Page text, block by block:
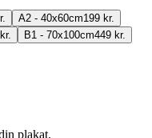
A2 - 40x60cm199 kr.
B1 - 70x100cm449 kr.
plakat.